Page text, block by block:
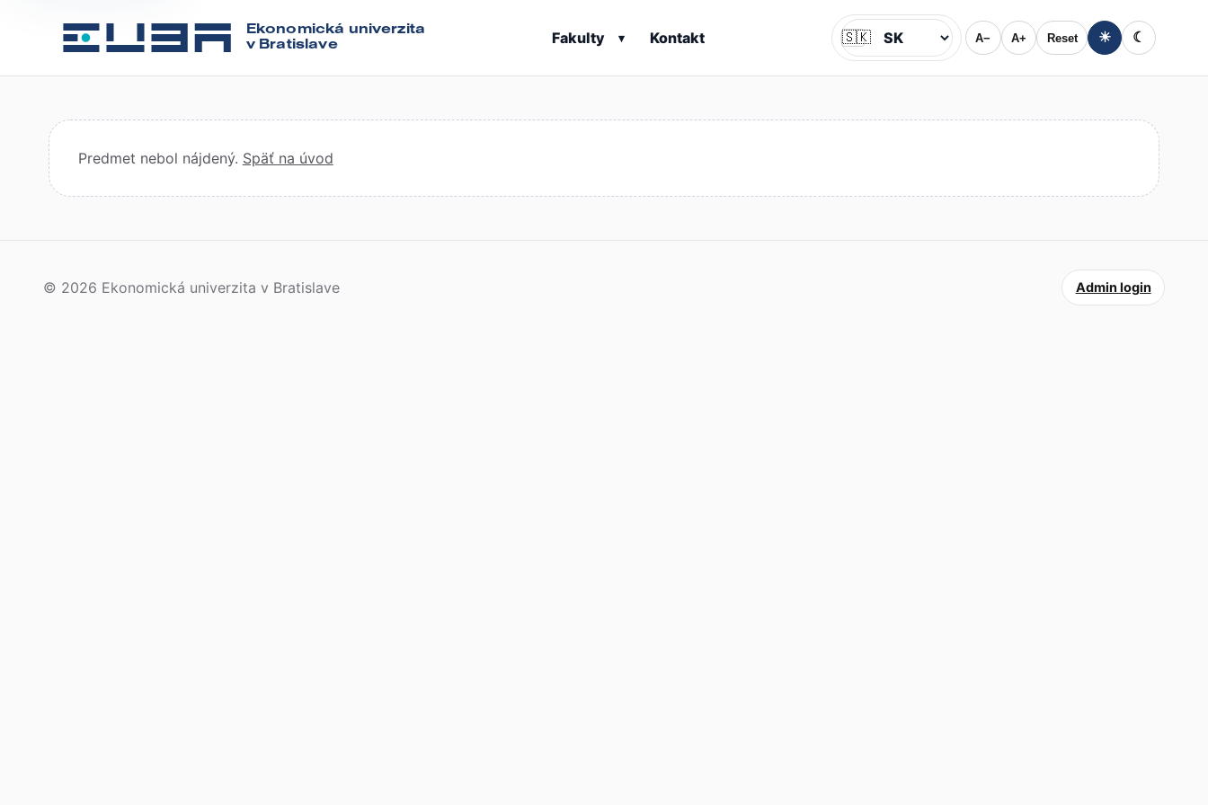
Ekonomická univerzita
v Bratislave
Fakulty ▾ Kontakt Jazyk
🇸🇰 A− A+ Reset ☀ ☾
Predmet nebol nájdený. Späť na úvod
© 2026 Ekonomická univerzita v Bratislave Admin login